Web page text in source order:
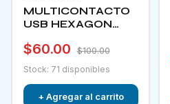
MULTICONTACTO
USB HEXAGON
$60.00
$100.00
Stock: 71 disponibles
+ Agregar al carrito